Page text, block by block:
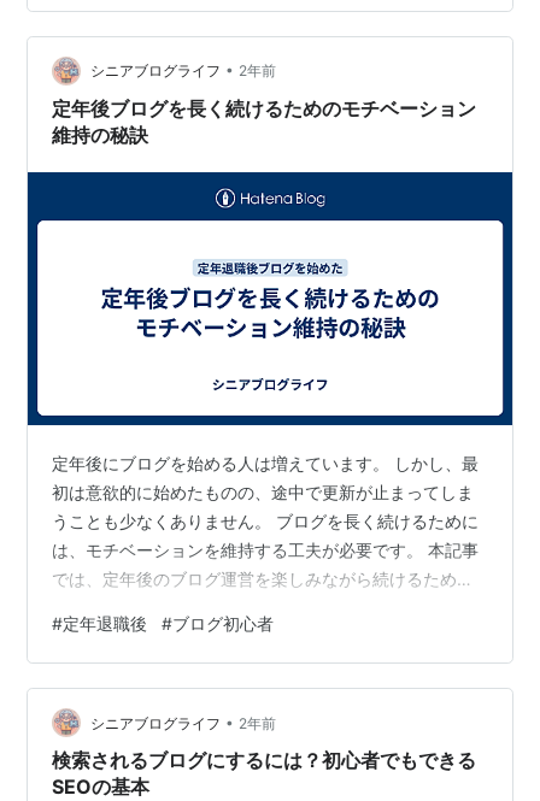
じて社会とのつながりを持ち、収益化の可能性も考慮し
ながら、楽しく長く続けるための秘訣を紹介します。 1.
定年後のブログがもたらすメリット - 自分の経験や知識
を活かせる 定年後のブログは、これまでの人生で培って
きた知識や経験を活かせる場として最…
シニアブログライフ • 2年前
定年後ブログを長く続けるためのモチベーション
維持の秘訣
定年後にブログを始める人は増えています。 しかし、最
初は意欲的に始めたものの、途中で更新が止まってしま
うことも少なくありません。 ブログを長く続けるために
は、モチベーションを維持する工夫が必要です。 本記事
では、定年後のブログ運営を楽しみながら続けるための
益化を目指す人まで、どのような目的でブログを運営す
る場合でも、継続するためのポイントを押さえること
で、ブログがより充実したものになります。 1. 定年後の
ブログ運営が長続きする人の特徴 - 好きなテーマで発信
している ブログを長く続けるためには、書いていて楽し
いと感じるテーマを選ぶことが大切…
#定年退職後 #ブログ初心者
シニアブログライフ • 2年前
検索されるブログにするには？初心者でもできる
SEOの基本